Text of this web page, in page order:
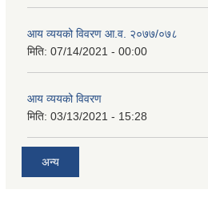
आय व्ययको विवरण आ.व. २०७७/०७८
मिति: 07/14/2021 - 00:00
आय व्ययको विवरण
मिति: 03/13/2021 - 15:28
अन्य